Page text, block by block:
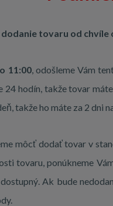
tovaru od chvíle
11:00, odošleme Vám
24 hodín, takže tovar
takže ho máte za 2 dni
môcť dodať tovar v
tovaru, ponúkneme
Ak bude